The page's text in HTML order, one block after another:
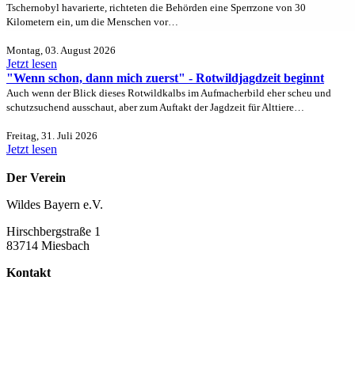
Tschernobyl havarierte, richteten die Behörden eine Sperrzone von 30
Kilometern ein, um die Menschen vor…
Montag, 03. August 2026
Jetzt lesen
"Wenn schon, dann mich zuerst" - Rotwildjagdzeit beginnt
Auch wenn der Blick dieses Rotwildkalbs im Aufmacherbild eher scheu und
schutzsuchend ausschaut, aber zum Auftakt der Jagdzeit für Alttiere…
Freitag, 31. Juli 2026
Jetzt lesen
Der Verein
Wildes Bayern e.V.
Hirschbergstraße 1
83714 Miesbach
Kontakt